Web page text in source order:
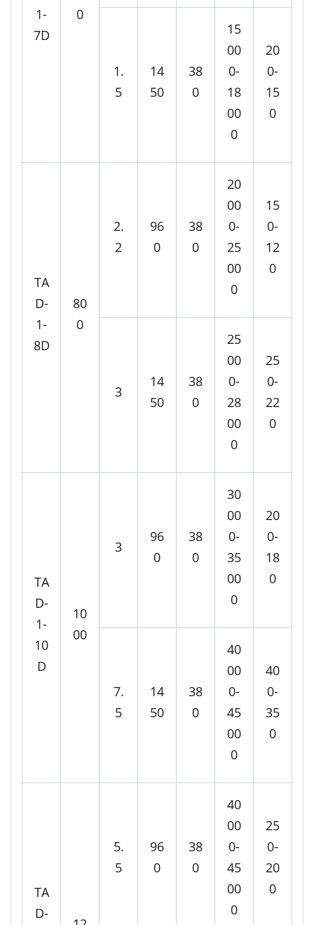
1-
7D
0
1.
5
14
50
38
0
15
00
0-
18
00
0
20
0-
15
0
TA
D-
1-
8D
80
0
2.
2
96
0
38
0
20
00
0-
25
00
0
15
0-
12
0
3
14
50
38
0
25
00
0-
28
00
0
25
0-
22
0
TA
D-
1-
10
D
10
00
3
96
0
38
0
30
00
0-
35
00
0
20
0-
18
0
7.
5
14
50
38
0
40
00
0-
45
00
0
40
0-
35
0
TA
D-
5.
5
96
0
38
0
40
00
0-
45
00
0
25
0-
20
0